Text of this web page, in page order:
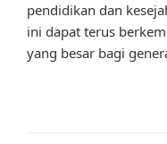
pendidikan dan
ini dapat terus
yang besar bagi